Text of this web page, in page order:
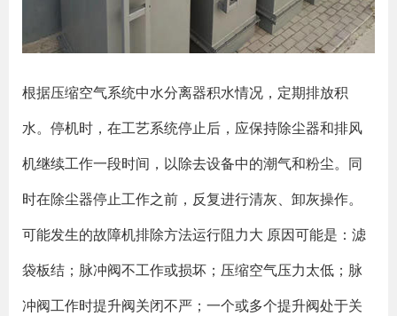
根据压缩空气系统中水分离器积水情况，定期排放积
水。停机时，在工艺系统停止后，应保持除尘器和排风
机继续工作一段时间，以除去设备中的潮气和粉尘。同
时在除尘器停止工作之前，反复进行清灰、卸灰操作。
可能发生的故障机排除方法运行阻力大 原因可能是：滤
袋板结；脉冲阀不工作或损坏；压缩空气压力太低；脉
冲阀工作时提升阀关闭不严；一个或多个提升阀处于关